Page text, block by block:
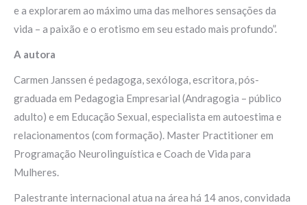
e a explorarem ao máximo uma das melhores sensações da
vida – a paixão e o erotismo em seu estado mais profundo”.
A autora
Carmen Janssen é pedagoga, sexóloga, escritora, pós-
graduada em Pedagogia Empresarial (Andragogia – público
adulto) e em Educação Sexual, especialista em autoestima e
relacionamentos (com formação). Master Practitioner em
Programação Neurolinguística e Coach de Vida para
Mulheres.
Palestrante internacional atua na área há 14 anos, convidada